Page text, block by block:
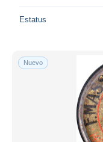
Estatus
Nuevo